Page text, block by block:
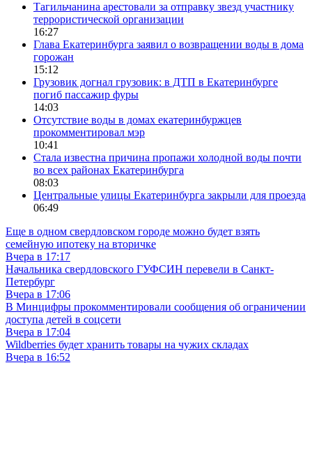
Тагильчанина арестовали за отправку звезд участнику
террористической организации
16:27
Глава Екатеринбурга заявил о возвращении воды в дома
горожан
15:12
Грузовик догнал грузовик: в ДТП в Екатеринбурге
погиб пассажир фуры
14:03
Отсутствие воды в домах екатеринбуржцев
прокомментировал мэр
10:41
Стала известна причина пропажи холодной воды почти
во всех районах Екатеринбурга
08:03
Центральные улицы Екатеринбурга закрыли для проезда
06:49
Еще в одном свердловском городе можно будет взять
семейную ипотеку на вторичке
Вчера в 17:17
Начальника свердловского ГУФСИН перевели в Санкт-
Петербург
Вчера в 17:06
В Минцифры прокомментировали сообщения об ограничении
доступа детей в соцсети
Вчера в 17:04
Wildberries будет хранить товары на чужих складах
Вчера в 16:52